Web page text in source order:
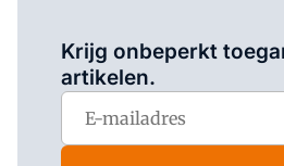
Krijg onbeperkt
artikelen.